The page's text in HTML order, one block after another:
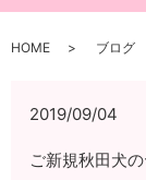
HOME ブログ
2019/09/04
ご新規秋田犬